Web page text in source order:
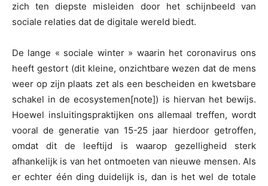
zich ten diepste misleiden door het schijnbeeld van
sociale relaties dat de digitale wereld biedt.
De lange « sociale winter » waarin het coronavirus ons
heeft gestort (dit kleine, onzichtbare wezen dat de mens
weer op zijn plaats zet als een bescheiden en kwetsbare
schakel in de ecosystemen[note]) is hiervan het bewijs.
Hoewel insluitingspraktijken ons allemaal treffen, wordt
vooral de generatie van 15-25 jaar hierdoor getroffen,
omdat dit de leeftijd is waarop gezelligheid sterk
afhankelijk is van het ontmoeten van nieuwe mensen. Als
er echter één ding duidelijk is, dan is het wel de totale